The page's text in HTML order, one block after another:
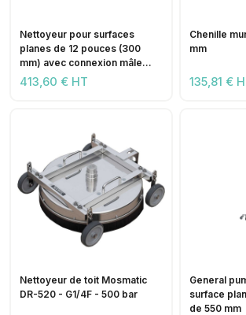
Nettoyeur pour surfaces
planes de 12 pouces (300
mm) avec connexion mâle
Quick Release 1/4
413,60 € HT
Chenille
mm
135,81 €
Nettoyeur de toit Mosmatic
DR-520 - G1/4F - 500 bar
General
surface
de 550 mm